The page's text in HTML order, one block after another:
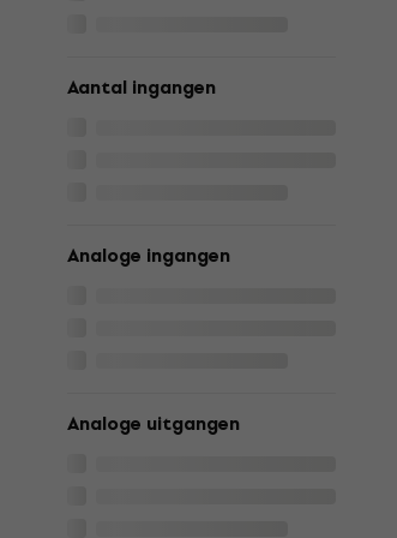
Aantal ingangen
Analoge ingangen
Analoge uitgangen